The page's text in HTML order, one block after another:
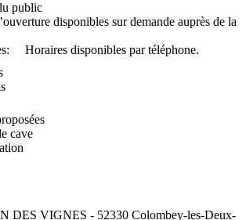
public
disponibles sur demande auprès de la
Horaires disponibles par téléphone.
cave
DES VIGNES - 52330 Colombey-les-Deux-